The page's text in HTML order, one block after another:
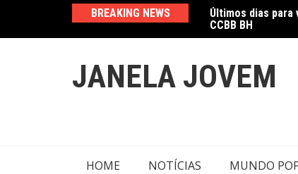
o
BREAKING NEWS
Amanda Mangili
JANELA JOVEM
HOME NOTÍCIAS MUNDO